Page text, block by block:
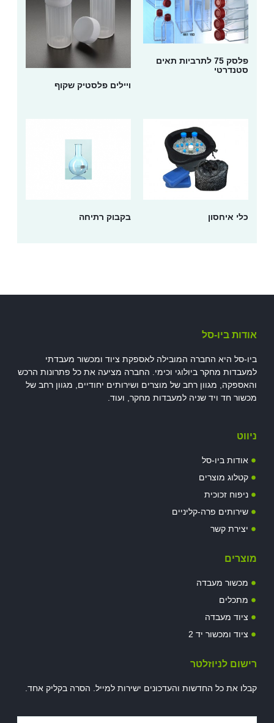
פלסק 75 לתרביות תאים
סטנדרטי
ויילים פלסטיק שקוף
כלי איחסון בקבוק רתיחה
אודות ביו-סל
ביו-סל היא החברה המובילה לאספקת ציוד ומכשור מעבדתי
למעבדות מחקר ביולוגי וכימי. החברה מציעה את כל פתרונות הרכש
והאספקה, מגוון רחב של מוצרים ושירותים יחודיים, מגוון רחב של
מכשור חד ויד שניה למעבדות מחקר, ועוד.
ניווט
אודות ביו-סל
קטלוג מוצרים
ניפוח זכוכית
שירותים פרה-קליניים
יצירת קשר
מוצרים
מכשור מעבדה
מתכלים
ציוד מעבדה
ציוד ומכשור יד 2
רישום לניוזלטר
קבלו את כל החדשות והעדכונים ישירות למייל. הסרה בקליק אחד.